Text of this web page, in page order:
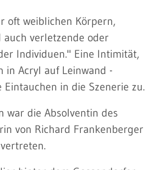
oft weiblichen Körpern,
verletzende oder
Individuen." Eine Intimität,
in Acryl auf Leinwand -
in die Szenerie zu.
war die Absolventin des
von Richard Frankenberger